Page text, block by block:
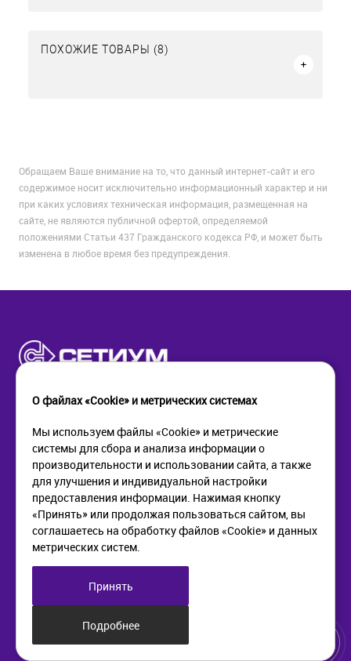
ПОХОЖИЕ ТОВАРЫ (8)
Обращаем Ваше внимание на то, что данный интернет-сайт и его
содержимое носит исключительно информационный характер и ни
при каких условиях техническая информация, размещенная на
сайте, не являются публичной офертой, определяемой
положениями Статьи 437 Гражданского кодекса РФ, и может быть
изменена в любое время без предупреждения.
КОМПАНИЯ
О компании
Новости
Контакты
ПОМОЩЬ
Как купить
Доставка
Возврат
ИНФОРМАЦИЯ
Политика в отношении
обработки персональных
web@setium.ru
Малый пр. П.С., д 84-86
О файлах «Cookie» и метрических системах
Мы используем файлы «Cookie» и метрические
системы для сбора и анализа информации о
производительности и использовании сайта, а также
для улучшения и индивидуальной настройки
предоставления информации. Нажимая кнопку
«Принять» или продолжая пользоваться сайтом, вы
соглашаетесь на обработку файлов «Cookie» и данных
метрических систем.
Принять
Подробнее